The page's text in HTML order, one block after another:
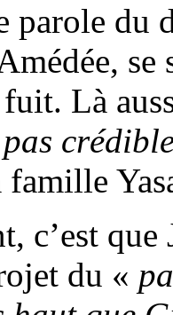
parole du
fuit. Là
c’est que
du «